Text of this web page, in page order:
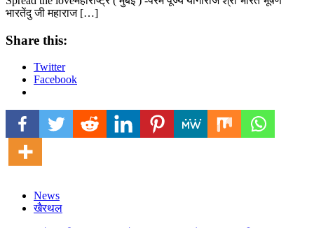
भारतेंदु जी महाराज […]
Share this:
Twitter
Facebook
News
खैरथल